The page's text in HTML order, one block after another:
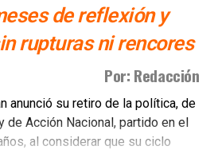
de reflexión y
rupturas ni rencores
Por: Redacción
anunció su retiro de la política, de
de Acción Nacional, partido en el
al considerar que su ciclo